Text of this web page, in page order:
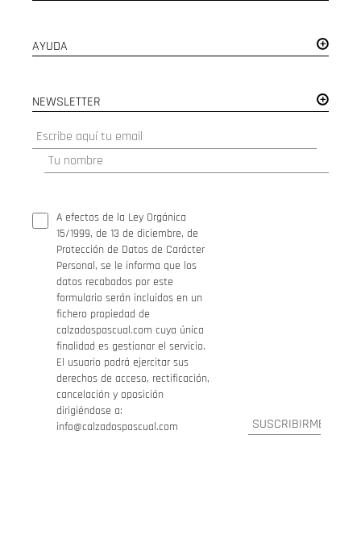
AYUDA
NEWSLETTER
A efectos de la Ley Orgánica
15/1999, de 13 de diciembre, de
Protección de Datos de Carácter
Personal, se le informa que los
datos recabados por este
formulario serán incluidos en un
fichero propiedad de
calzadospascual.com cuya única
finalidad es gestionar el servicio.
El usuario podrá ejercitar sus
derechos de acceso, rectificación,
cancelación y oposición
dirigiéndose a:
info@calzadospascual.com